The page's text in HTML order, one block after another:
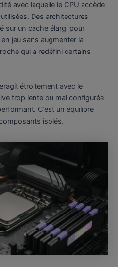
avec laquelle le CPU accède
Des architectures
sur un cache élargi pour
jeu sans augmenter la
qui a redéfini certains
étroitement avec le
trop lente ou mal configurée
C’est un équilibre
isolés.